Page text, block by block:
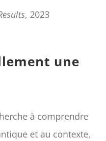
, 2023
une
à comprendre
et au contexte,